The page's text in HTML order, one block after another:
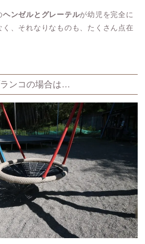
ヘンゼルとグレーテルが幼児を完全に
、それなりなものも、たくさん点在
ンコの場合は…